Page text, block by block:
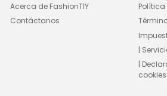
Acerca de FashionTIY
Contáctanos
|
|
cookies